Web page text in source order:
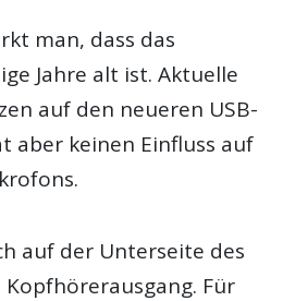
man, dass das
Jahre alt ist. Aktuelle
auf den neueren USB-
aber keinen Einfluss auf
auf der Unterseite des
Für